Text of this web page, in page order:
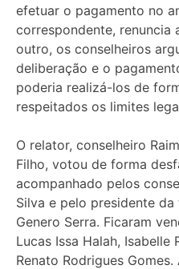
efetuar o pagamento no
correspondente, renuncia
outro, os conselheiros
deliberação e o
poderia realizá-los de
respeitados os limites
O relator, conselheiro
Filho, votou de forma
acompanhado pelos
Silva e pelo presidente
Genero Serra. Ficaram
Lucas Issa Halah, Isabelle
Renato Rodrigues